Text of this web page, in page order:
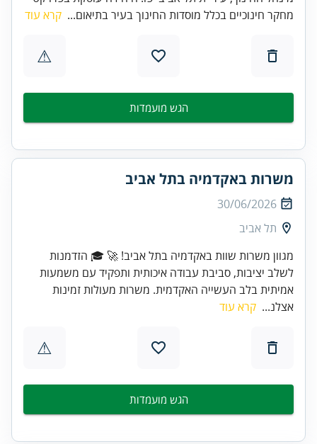
מחקר חינוכיים בכלל מוסדות החינוך בעיר בתיאום... קרא עוד
⚠
הגש מועמדות
משרות באקדמיה בתל אביב
30/06/2026
תל אביב
מגוון משרות שוות באקדמיה בתל אביב! 🚀 🎓 הזדמנות
לשלב יציבות, סביבת עבודה איכותית ותפקיד עם משמעות
אמיתית בלב העשייה האקדמית. משרות מעולות זמינות
אצלנ... קרא עוד
⚠
הגש מועמדות